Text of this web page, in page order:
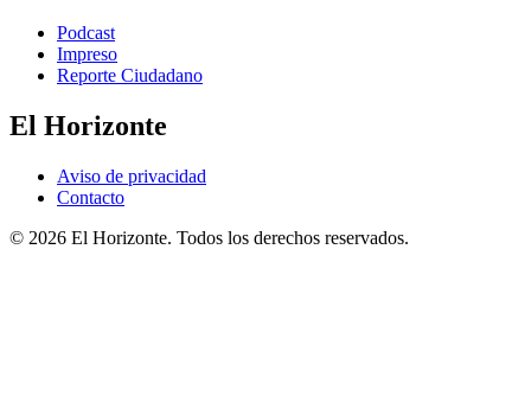
Podcast
Impreso
Reporte Ciudadano
El Horizonte
Aviso de privacidad
Contacto
© 2026 El Horizonte. Todos los derechos reservados.